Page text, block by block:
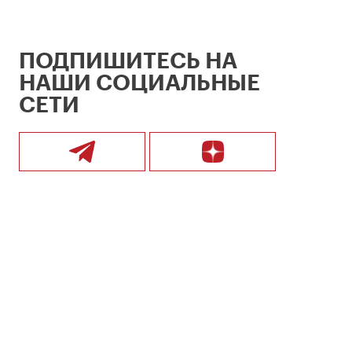
ПОДПИШИТЕСЬ НА
НАШИ СОЦИАЛЬНЫЕ
СЕТИ